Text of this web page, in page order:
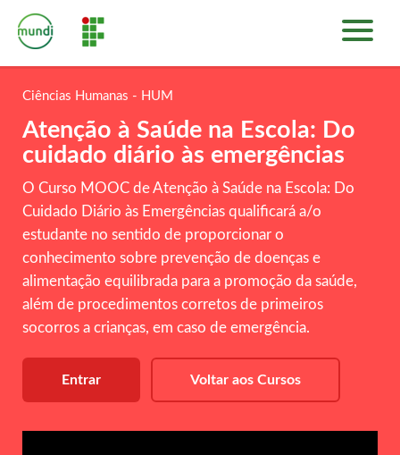
PLATAFORMA DE CURSOS
ENTRAR
Ciências Humanas - HUM
Atenção à Saúde na Escola: Do
cuidado diário às emergências
O Curso MOOC de Atenção à Saúde na Escola: Do
Cuidado Diário às Emergências qualificará a/o
estudante no sentido de proporcionar o
conhecimento sobre prevenção de doenças e
alimentação equilibrada para a promoção da saúde,
além de procedimentos corretos de primeiros
socorros a crianças, em caso de emergência.
Entrar Voltar aos Cursos